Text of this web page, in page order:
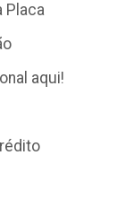
Placa
aqui!